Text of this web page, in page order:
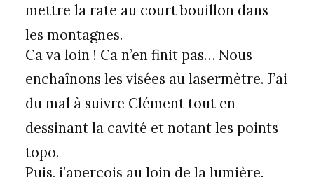
mettre la rate au court bouillon dans
les montagnes.
Ca va loin ! Ca n’en finit pas… Nous
enchaînons les visées au lasermètre. J’ai
du mal à suivre Clément tout en
dessinant la cavité et notant les points
topo.
Puis, j’aperçois au loin de la lumière.